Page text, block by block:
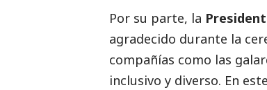
Por su parte, la
agradecido durante la
compañías como las
inclusivo y diverso. En